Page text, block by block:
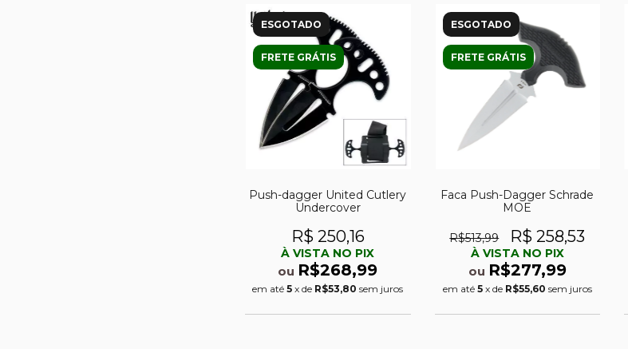
ESGOTADO
FRETE GRÁTIS
Push-dagger United Cutlery
Undercover
R$ 250,16
À VISTA NO PIX
ou R$268,99
em até5 x de R$53,80 sem juros
ESGOTADO
FRETE GRÁTIS
Faca Push-Dagger Schrade
MOE
R$513,99 R$ 258,53
À VISTA NO PIX
ou R$277,99
em até 5 x de R$55,60 sem juros